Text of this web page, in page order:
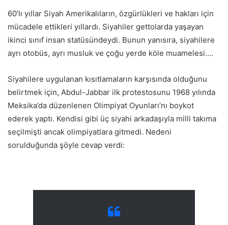
60’lı yıllar Siyah Amerikalıların, özgürlükleri ve hakları için
mücadele ettikleri yıllardı. Siyahiler gettolarda yaşayan
ikinci sınıf insan statüsündeydi. Bunun yanısıra, siyahilere
ayrı otobüs, ayrı musluk ve çoğu yerde köle muamelesi….
Siyahilere uygulanan kısıtlamaların karşısında olduğunu
belirtmek için, Abdul-Jabbar ilk protestosunu 1968 yılında
Meksika’da düzenlenen Olimpiyat Oyunları’nı boykot
ederek yaptı. Kendisi gibi üç siyahi arkadaşıyla milli takıma
seçilmişti ancak olimpiyatlara gitmedi. Nedeni
sorulduğunda şöyle cevap verdi: